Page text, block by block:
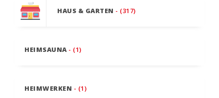
HAUS & GARTEN - (317)
HEIMSAUNA - (1)
HEIMWERKEN - (1)